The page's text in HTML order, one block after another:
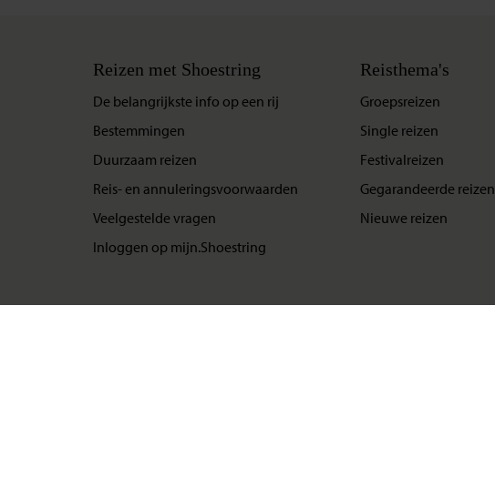
Reizen met Shoestring
De belangrijkste info op een rij
Bestemmingen
Duurzaam reizen
Reis- en annuleringsvoorwaarden
Veelgestelde vragen
Inloggen op mijn.Shoestring
Reisthema's
Groepsreizen
Single reizen
Festivalreizen
Gegarandeerde reizen
Nieuwe reizen